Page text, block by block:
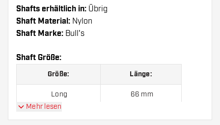
Shafts erhältlich in: Übrig
Shaft Material: Nylon
Shaft Marke: Bull's
Shaft Größe:
Größe: Länge:
Long 66 mm
Mehr lesen